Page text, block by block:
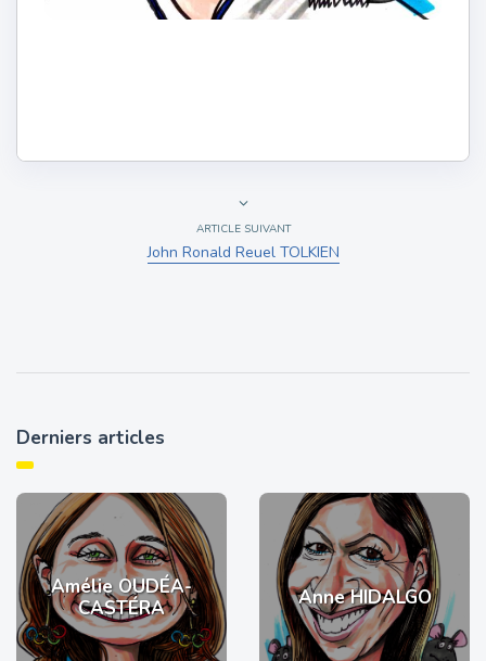
ARTICLE SUIVANT
John Ronald Reuel TOLKIEN
Derniers articles
Amélie OUDÉA-
CASTÉRA
Anne HIDALGO